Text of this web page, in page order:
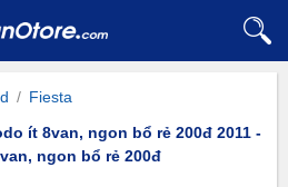
/ Fiesta
ít 8van, ngon bổ rẻ 200đ 2011 -
ngon bổ rẻ 200đ